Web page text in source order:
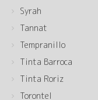
Syrah
Tannat
Tempranillo
Tinta Barroca
Tinta Roriz
Torontel